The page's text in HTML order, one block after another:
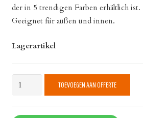
der in 5 trendigen Farben erhältlich ist.
Geeignet für außen und innen.
Lagerartikel
Loft
quantity
TOEVOEGEN AAN OFFERTE